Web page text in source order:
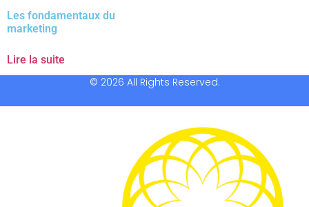
Les fondamentaux du
marketing
Lire la suite
© 2026 All Rights Reserved.